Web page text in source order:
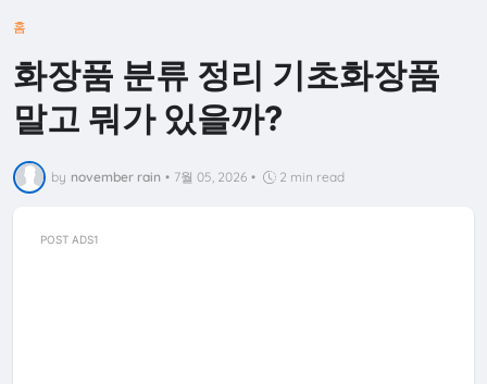
홈
화장품 분류 정리 기초화장품
말고 뭐가 있을까?
by november rain • 7월 05, 2026 • 2 min read
POST ADS1